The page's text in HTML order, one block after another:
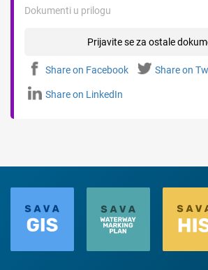
Dokumenti u prilogu
Prijavite se za ostale
Share on Facebook Share on
Share on LinkedIn